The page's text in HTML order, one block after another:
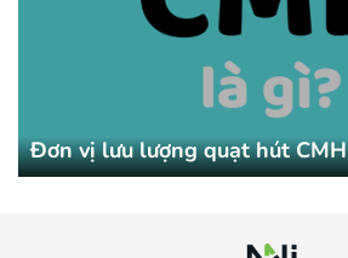
Đơn vị lưu lượng quạt hút CMH